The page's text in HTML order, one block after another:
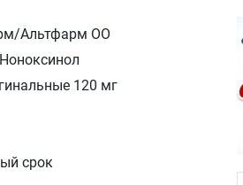
Альтфарм ОО
Ноноксинол
120 мг
срок